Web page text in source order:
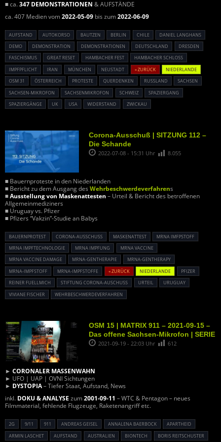
■ ca.347 DEMONSTRATIONEN & AUFSTÄNDE
ca. 407 Medien vom2022-05-09 bis zum2022-06-09
AUFSTAND AUTOKORSO BAUTZEN BERLIN CHILE
DANIEL LANGHANS
DEMO
DEMONSTRATION DEMONSTRATIONEN DEUTSCHLAND
DRESDEN
FASCHISMUS
GREAT RESET HAMBACHER FEST
HAMBACHER SCHLOSS
IMPFPFLICHT
IRAN MÜNCHEN NEUSTADT « ZURÜCK
NIEDERLANDE
OSM 31
ÖSTERREICH PROTESTE QUERDENKEN RUSSLAND
SACHSEN
SACHSEN-MIKROFON
SACHSENMIKROFON SCHWEIZ
SPAZIERGANG
SPAZIERGÄNGE
UK USA WIDERSTAND ZWICKAU
Corona-Ausschuß | SITZUNG 112 –
Die Schande
2022-07-08 - 15:31 Uhr 8.055
■ Bauernproteste in den Niederlanden
■ Bericht zu dem Ausgang des Wehrbeschwerdeverfahrens
■Ausstellung von Maskenattesten – Urteil & Bericht des betroffenen
Allgemeinmediziners
■ Uruguay vs. Pfizer
■ Pfizers “Vakzin”-Studie an Babys
BAUERNPROTEST CORONA-AUSSCHUSS MASKENATTEST
MRNA IMFPSTOFF
MRNA IMPFTECHNOLOGIE
MRNA IMPFUNG
MRNA VACCINE
MRNA VACCINE DAMAGE
MRNA-GENTHERAPIE
MRNA-GENTHERAPY
MRNA-IMPFSTOFF
MRNA-IMPFSTOFFE « ZURÜCK NIEDERLANDE
PFIZER
REINER FUELLMICH
STIFTUNG CORONA-AUSCHUSS URTEIL
URUGUAY
VIVIANE FISCHER
WEHRBESCHWERDEVERFAHREN
OSM 15 | MATRIX 911 – 2021-09-15 –
Das offene Sachsen-Mikrofon | SERIE
2021-09-19 - 22:03 Uhr 612
► CORONALER MASSENWAHN
► UFO | UAP | OVNI Sichtungen
► DYSTOPIA– Tiefer Staat, Aufstand, News
inkl. DOKU & ANALYSE zum2001-09-11 – WTC & Pentagon – neues
Filmmaterial, fehlende Flugzeuge, Raketenangriff etc.
2G 9/11 911 ANDREAS GEISEL ANNALENA BAERBOCK
APARTHEID
ARMIN LASCHET
AUFSTAND AUSTRALIEN BIONTECH
BORIS REITSCHUSTER